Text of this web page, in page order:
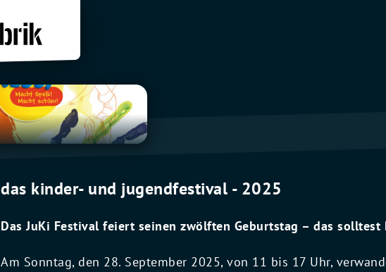
das kinder- und jugendfestival - 2025
Das JuKi Festival feiert seinen zwölften Geburtstag – das solltest
Am Sonntag, den 28. September 2025, von 11 bis 17 Uhr,